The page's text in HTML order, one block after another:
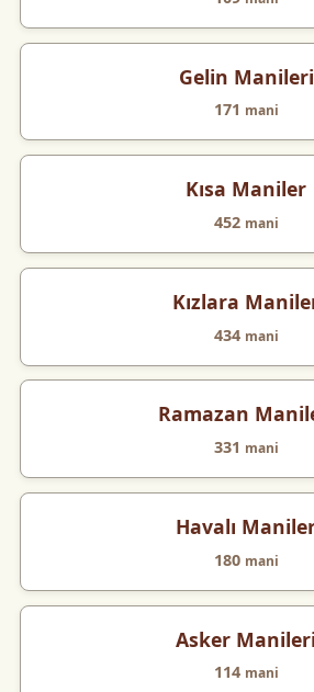
Gelin Manileri
171 mani
Kısa Maniler
452 mani
Kızlara
434 mani
Ramazan
331 mani
Havalı
180 mani
Asker Manileri
114 mani